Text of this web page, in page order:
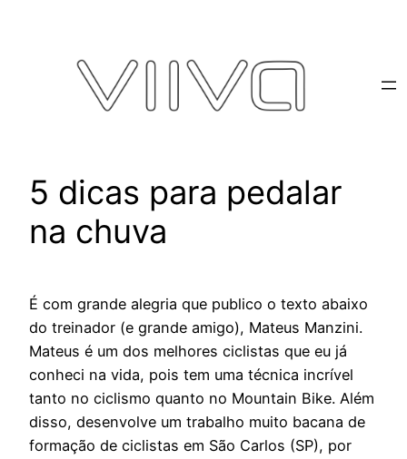
5 dicas para pedalar
na chuva
É com grande alegria que publico o texto abaixo
do treinador (e grande amigo), Mateus Manzini.
Mateus é um dos melhores ciclistas que eu já
conheci na vida, pois tem uma técnica incrível
tanto no ciclismo quanto no Mountain Bike. Além
disso, desenvolve um trabalho muito bacana de
formação de ciclistas em São Carlos (SP), por